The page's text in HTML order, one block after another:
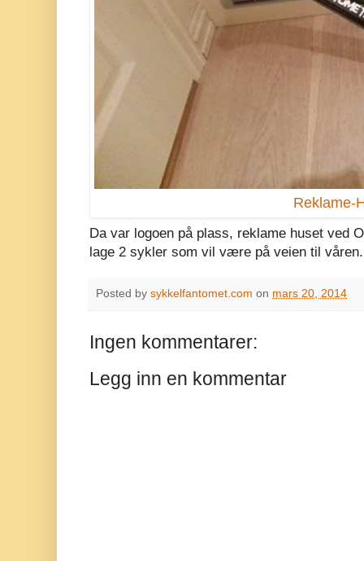
Reklame-
Da var logoen på plass, reklame huset ved
lage 2 sykler som vil være på veien til
Posted by sykkelfantomet.com on mars 20, 2014
Ingen kommentarer:
Legg inn en kommentar